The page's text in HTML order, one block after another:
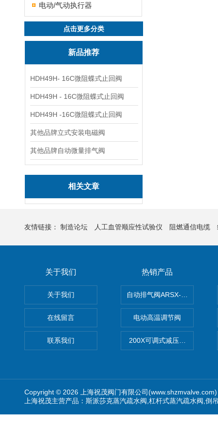
电动/气动执行器
点击更多分类
新品推荐
HDH49H- 16C微阻蝶式止回阀
HDH49H - 16C微阻蝶式止回阀
HDH49H -16C微阻蝶式止回阀
其他品牌立式安装电磁阀
其他品牌自动微量排气阀
相关文章
友情链接： 制造论坛 人工血管顺应性试验仪 阻燃通信电缆
关于我们
关于我们
在线留言
联系我们
热销产品
自动排气阀ARSX-0015/
电动高温调节阀
200X可调式减压阀（减压稳
Copyright © 2026 上海祝茂阀门有限公司
上海祝茂主营产品：斯派莎克蒸汽疏水阀,杠杆式蒸汽疏水阀,倒